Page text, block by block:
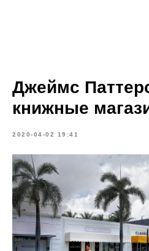
Джеймс
книжные
2020-04-02 19:41